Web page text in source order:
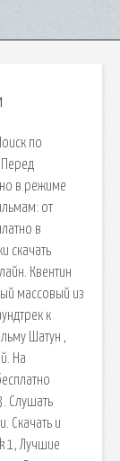
по
в режиме
от
в
скачать
Квентин
массовый из
к
Шатун ,
На
Слушать
Скачать и
1, Лучшие